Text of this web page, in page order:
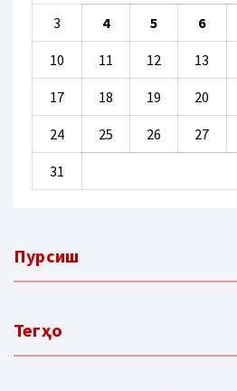
3 4 5 6
10 11 12 13
17 18 19 20
24 25 26 27
31
Пурсиш
Тегҳо